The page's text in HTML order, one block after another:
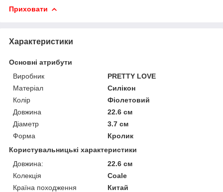
Приховати
Характеристики
Основні атрибути
Виробник
PRETTY LOVE
Матеріал
Силікон
Колір
Фіолетовий
Довжина
22.6 см
Діаметр
3.7 см
Форма
Кролик
Користувальницькі характеристики
Довжина:
22.6 см
Колекція
Coale
Країна походження
Китай